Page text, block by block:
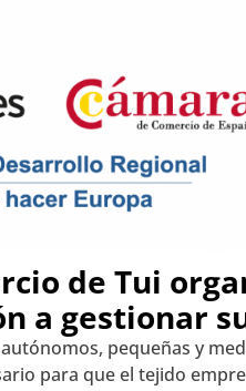
de Tui
a gestionar
pequeñas y
para que el tejido